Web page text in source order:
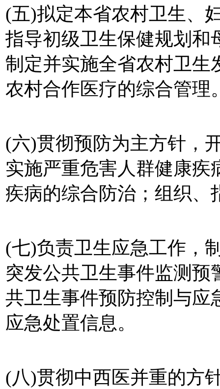
(五)拟定本省农村卫生、
指导初级卫生保健规划和
制定并实施全省农村卫生
农村合作医疗的综合管理
(六)贯彻预防为主方针，
实施严重危害人群健康疾
疾病的综合防治；组织、
(七)负责卫生应急工作，
突发公共卫生事件监测预
共卫生事件预防控制与应
应急处置信息。
(八)贯彻中西医并重的方